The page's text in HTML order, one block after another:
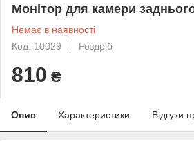
Монітор для камери
Немає в наявності
Код: 10029
Роздріб
810 ₴
Опис Характеристики Відгуки